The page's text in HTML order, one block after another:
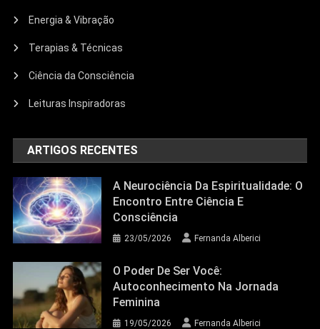
Energia & Vibração
Terapias & Técnicas
Ciência da Consciência
Leituras Inspiradoras
ARTIGOS RECENTES
A Neurociência Da Espiritualidade: O
Encontro Entre Ciência E
Consciência
23/05/2026 Fernanda Alberici
O Poder De Ser Você:
Autoconhecimento Na Jornada
Feminina
19/05/2026 Fernanda Alberici